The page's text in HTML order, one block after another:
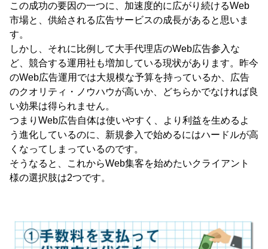
この成功の要因の一つに、加速度的に広がり続けるWeb
市場と、供給される広告サービスの成長があると思いま
す。
しかし、それに比例して大手代理店のWeb広告参入な
ど、競合する運用社も増加している現状があります。昨今
のWeb広告運用では大規模な予算を持っているか、広告
のクオリティ・ノウハウが高いか、どちらかでなければ良
い効果は得られません。
つまりWeb広告自体は使いやすく、より利益を生めるよ
う進化しているのに、新規参入で始めるにはハードルが高
くなってしまっているのです。
そうなると、これからWeb集客を始めたいクライアント
様の選択肢は2つです。